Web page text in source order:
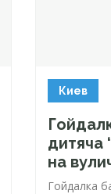
Киев
дитяча
на
Гойдалка